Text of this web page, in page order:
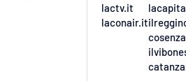
lactv.it
laconair.it